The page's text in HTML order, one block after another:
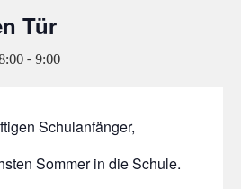
Tür
- 9:00
Schulanfänger,
Sommer in die Schule.